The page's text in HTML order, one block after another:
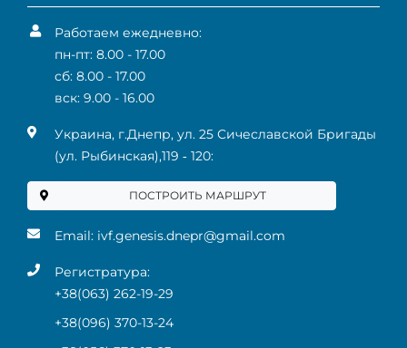
Работаем ежедневно:
пн-пт: 8.00 - 17.00
сб: 8.00 - 17.00
вск: 9.00 - 16.00
Украина, г.Днепр, ул. 25 Сичеславской Бригады
(ул. Рыбинская),119 ‑ 120:
ПОСТРОИТЬ МАРШРУТ
Email: ivf.genesis.dnepr@gmail.com
Регистратура:
+38(063) 262-19-29
+38(096) 370-13-24